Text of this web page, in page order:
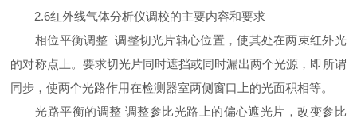
2.6红外线气体分析仪调校的主要内容和要求
相位平衡调整 调整切光片轴心位置，使其处在两束红外光
的对称点上。要求切光片同时遮挡或同时漏出两个光源，即所谓
同步，使两个光路作用在检测器室两侧窗口上的光面积相等。
光路平衡的调整 调整参比光路上的偏心遮光片，改变参比